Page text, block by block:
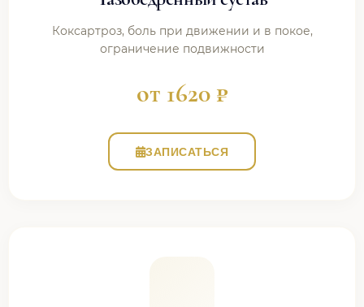
Коксартроз, боль при движении и в покое,
ограничение подвижности
от 1620 ₽
ЗАПИСАТЬСЯ